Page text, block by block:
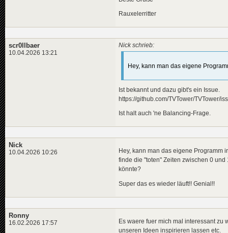
Rauxelerritter
scr0llbaer
10.04.2026 13:21
Nick schrieb:
Hey, kann man das eigene
Ist bekannt und dazu gibt's ein Issue.
https://github.com/TVTower/TVTower/
Ist halt auch 'ne Balancing-Frage.
Nick
10.04.2026 10:26
Hey, kann man das eigene Programm
finde die "toten" Zeiten zwischen 0
könnte?
Super das es wieder läuft!! Genial!!
Ronny
16.02.2026 17:57
Es waere fuer mich mal interessant zu
unseren Ideen inspirieren lassen etc.